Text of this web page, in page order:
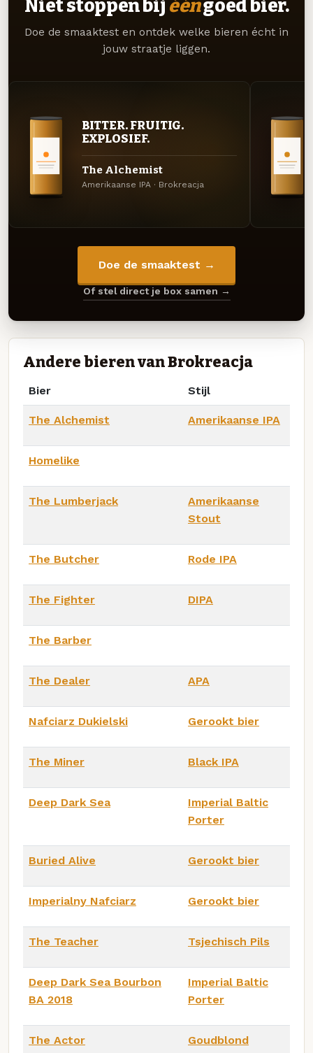
Niet stoppen bij ééngoed bier.
Doe de smaaktest en ontdek welke bieren écht in
jouw straatje liggen.
BITTER. FRUITIG.
EXPLOSIEF.
The Alchemist
Amerikaanse IPA · Brokreacja
Doe de smaaktest →
Of stel direct je box samen →
Andere bieren van Brokreacja
Bier Stijl
The Alchemist Amerikaanse IPA
Homelike
The Lumberjack
Amerikaanse
Stout
The Butcher Rode IPA
The Fighter DIPA
The Barber
The Dealer APA
Nafciarz Dukielski Gerookt bier
The Miner Black IPA
Deep Dark Sea
Imperial Baltic
Porter
Buried Alive Gerookt bier
Imperialny Nafciarz Gerookt bier
The Teacher Tsjechisch Pils
Deep Dark Sea Bourbon
BA 2018
Imperial Baltic
Porter
The Actor Goudblond